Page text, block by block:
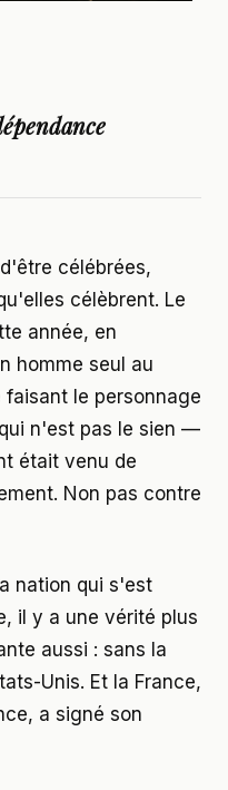
célébrées,
célèbrent. Le
année, en
homme seul au
le personnage
n'est pas le sien —
était venu de
Non pas contre
nation qui s'est
il y a une vérité plus
aussi : sans la
Unis. Et la France,
a signé son